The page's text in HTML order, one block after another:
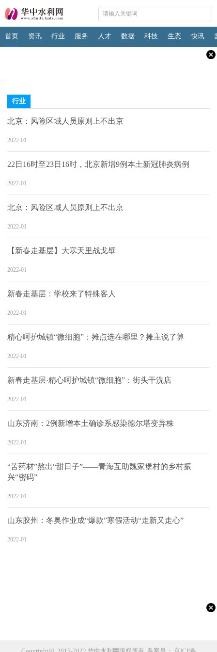
首页 资讯 行业 服务 人才 数据 科技 生态 快讯
行业
北京：风险区域人员原则上不出京
2022-01
22日16时至23日16时，北京新增9例本土新冠肺炎病例
2022-01
北京：风险区域人员原则上不出京
2022-01
【新春走基层】大寒天里战戈壁
2022-01
新春走基层：学校来了特殊客人
2022-01
精心呵护城镇“微细胞”：摊点选在哪里？摊主说了算
2022-01
新春走基层·精心呵护城镇“微细胞”：街头干洗店
2022-01
山东济南：2例新增本土确诊系感染德尔塔变异株
2022-01
“苦药材”熬出“甜日子”——青海互助魏家堡村的乡村振
兴“密码”
2022-01
山东胶州：冬奥作业成“爆款”寒假活动“走新又走心”
2022-01